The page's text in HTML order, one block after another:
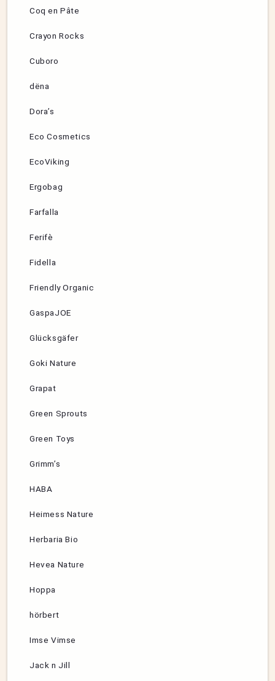
Coq en Pâte
Crayon Rocks
Cuboro
dëna
Dora’s
Eco Cosmetics
EcoViking
Ergobag
Farfalla
Ferifè
Fidella
Friendly Organic
GaspaJOE
Glücksgäfer
Goki Nature
Grapat
Green Sprouts
Green Toys
Grimm’s
HABA
Heimess Nature
Herbaria Bio
Hevea Nature
Hoppa
hörbert
Imse Vimse
Jack n Jill